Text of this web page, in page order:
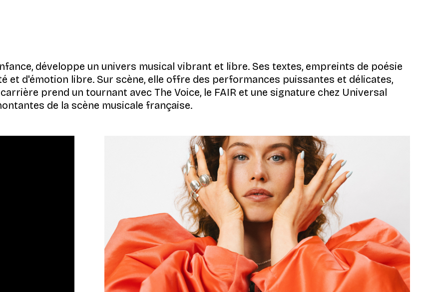
développe un univers musical vibrant et libre. Ses textes, empreints de poésie
et d'émotion libre. Sur scène, elle offre des performances puissantes et délicates,
prend un tournant avec The Voice, le FAIR et une signature chez Universal
de la scène musicale française.